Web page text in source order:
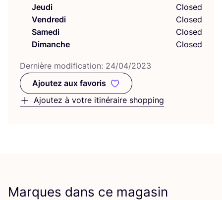
Jeudi
Closed
Vendredi
Closed
Samedi
Closed
Dimanche
Closed
Der­nière modi­fi­ca­tion: 24/04/2023
Ajoutez aux favoris
Ajoutez aux favoris
Ajoutez à votre itinéraire shopping
Marques dans ce magasin